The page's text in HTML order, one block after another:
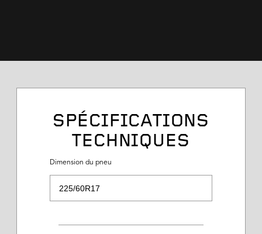
SPÉCIFICATIONS
TECHNIQUES
Dimension du pneu
Dimension du pneu
Description du service